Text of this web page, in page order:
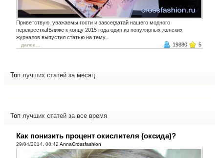
Приветствую, уважаемы гости и завсегдатай нашего модного
перекрестка!Ближе к концу 2015 года один из популярных женских
журналов выпустил статью на тему...
далее... 19880 5
Топ лучших статей за месяц
Топ лучших статей за все время
Как понизить процент окислителя (оксида)?
29/04/2014, 08:42 AnnaCrossfashion